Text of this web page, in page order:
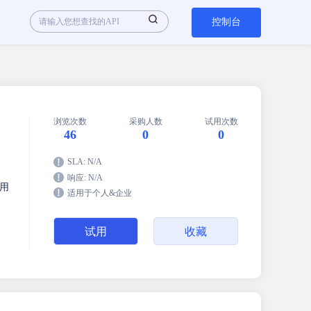
控制台
浏览次数
46
采购人数
0
试用次数
0
SLA: N/A
响应: N/A
适用于个人&企业
试用 收藏